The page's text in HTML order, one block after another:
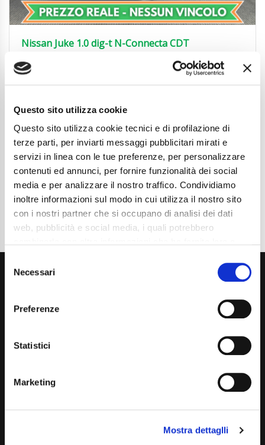
Questo sito utilizza cookie
Questo sito utilizza cookie tecnici e di profilazione di
terze parti, per inviarti messaggi pubblicitari mirati e
servizi in linea con le tue preferenze, per personalizzare
contenuti ed annunci, per fornire funzionalità dei social
media e per analizzare il nostro traffico. Condividiamo
inoltre informazioni sul modo in cui utilizza il nostro sito
con i nostri partner che si occupano di analisi dei dati
web, pubblicità e social media, i quali potrebbero
mera chiusura del banner non comporta l’accettazione
tutti” o selezionando le diverse categorie di cookies
Selection
Necessari
Preferenze
Statistici
Marketing
Mostra dettaglli
Nissan Juke 1.0 dig-t N-Connecta CDT
15.450
Chilometraggio
Cambio
Automatico
Normativa Euro
Euro6d-FULL
Dettaglio
Via Giuditta Pasta 2, Como (CO) 22100
info@carspecialist.eu
Dal Lunedì al Venerdì: 09:00 - 12:30 | 14:00 - 19:00